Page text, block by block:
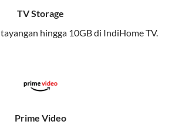
maksimal.
One
dan bekerja dari rumah.
TV Storage
hingga 10GB di IndiHome TV.
Prime Video